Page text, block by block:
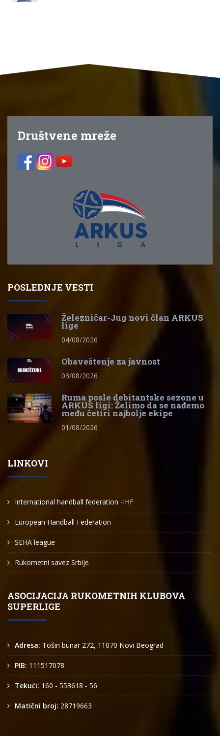
Društvene mreže
POSLEDNJE VESTI
Železničar-Jug novi član ARKUS
lige
04/08/2026
Obaveštenje za javnost
03/08/2026
Ruma posle debitantske sezone u
ARKUS ligi: Želimo da se nađemo
među četiri najbolje ekipe
01/08/2026
LINKOVI
International handball federation -IHF
European Handball Federation
SEHA league
Rukometni savez Srbije
ASOCIJACIJA RUKOMETNIH KLUBOVA
SUPERLIGE
Adresa: Tošin bunar 272, 11070 Novi Beograd
PIB: 111517078
Tekući: 160 - 553618 - 56
Matični broj: 28719663